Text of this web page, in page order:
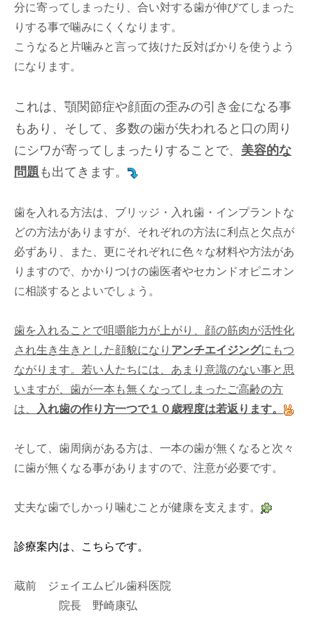
分に寄ってしまったり、合い対する歯が伸びてしまった
りする事で噛みにくくなります。
こうなると片噛みと言って抜けた反対ばかりを使うよう
になります。
これは、顎関節症や顔面の歪みの引き金になる事
もあり、そして、多数の歯が失われると口の周り
にシワが寄ってしまったりすることで、 美容的な
問題 も出てきます。
歯を入れる方法は、ブリッジ・入れ歯・インプラントな
どの方法がありますが、それぞれの方法に利点と欠点が
必ずあり、また、更にそれぞれに色々な材料や方法があ
りますので、かかりつけの歯医者やセカンドオピニオン
に相談するとよいでしょう。
歯を入れることで咀嚼能力が上がり、顔の筋肉が活性化
され生き生きとした顔貌になり アンチエイジングにもつ
ながります。若い人たちには、あまり意識のない事と思
いますが、歯が一本も無くなってしまったご高齢の方
は、
入れ歯の作り方一つで１０歳程度は若返ります。
そして、歯周病がある方は、一本の歯が無くなると次々
に歯が無くなる事がありますので、注意が必要です。
丈夫な歯でしかっり噛むことが健康を支えます。
診療案内は、こちらです。
蔵前 ジェイエムビル歯科医院
院長 野崎康弘